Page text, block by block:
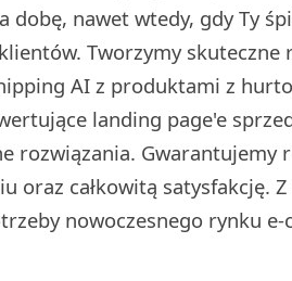
dobę, nawet wtedy, gdy Ty
klientów. Tworzymy
AI z produktami z
landing page'e
rozwiązania. Gwarantujemy
oraz całkowitą satysfakcję.
nowoczesnego rynku